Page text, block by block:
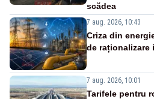
scădea
7 aug. 2026, 10:43
Criza din
de raționalizare
7 aug. 2026, 10:01
Tarifele pentru